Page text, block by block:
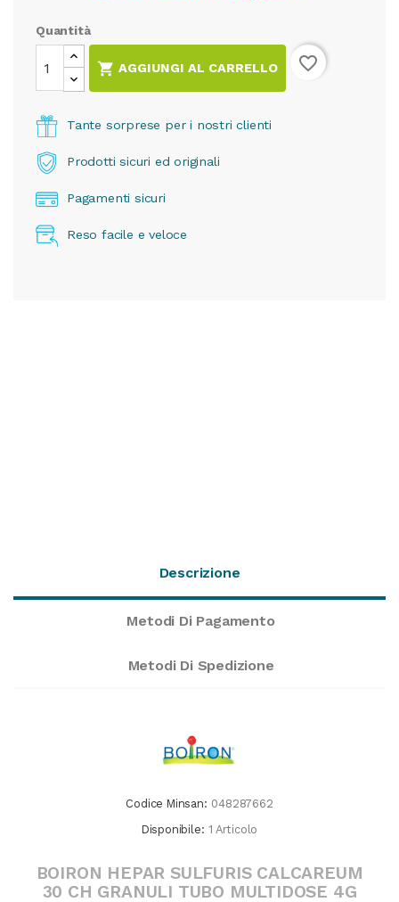
Quantità
 AGGIUNGI AL CARRELLO favorite_border
Tante sorprese per i nostri clienti
Prodotti sicuri ed originali
Pagamenti sicuri
Reso facile e veloce
Descrizione
Metodi Di Pagamento
Metodi Di Spedizione
Codice Minsan: 048287662
Disponibile: 1 Articolo
BOIRON HEPAR SULFURIS CALCAREUM
30 CH GRANULI TUBO MULTIDOSE 4G